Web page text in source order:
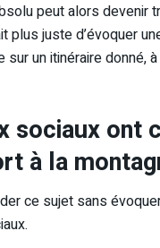
peut alors devenir
plus juste d’évoquer
un itinéraire donné,
sociaux ont
à la
ce sujet sans